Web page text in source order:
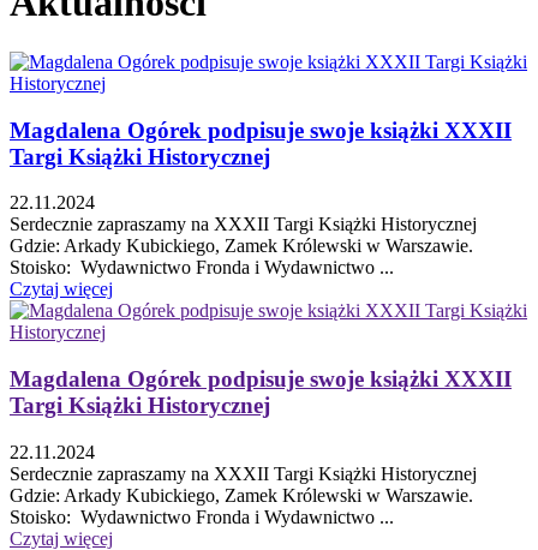
Magdalena Ogórek podpisuje swoje książki XXXII
Targi Książki Historycznej
22.11.2024
Serdecznie zapraszamy na XXXII Targi Książki Historycznej
Gdzie: Arkady Kubickiego, Zamek Królewski w Warszawie.
Stoisko: Wydawnictwo Fronda i Wydawnictwo ...
Czytaj więcej
Magdalena Ogórek podpisuje swoje książki XXXII
Targi Książki Historycznej
22.11.2024
Serdecznie zapraszamy na XXXII Targi Książki Historycznej
Gdzie: Arkady Kubickiego, Zamek Królewski w Warszawie.
Stoisko: Wydawnictwo Fronda i Wydawnictwo ...
Czytaj więcej